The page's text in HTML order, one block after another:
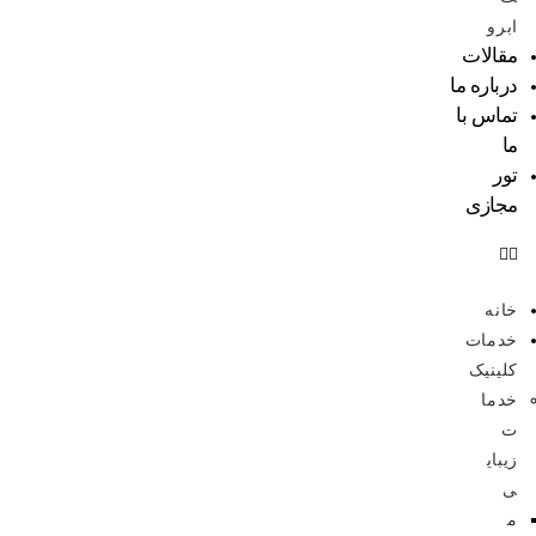
ابرو
مقالات
درباره ما
تماس با
ما
تور
مجازی
خانه
خدمات
کلینیک
خدما
ت
زیبای
ی
م